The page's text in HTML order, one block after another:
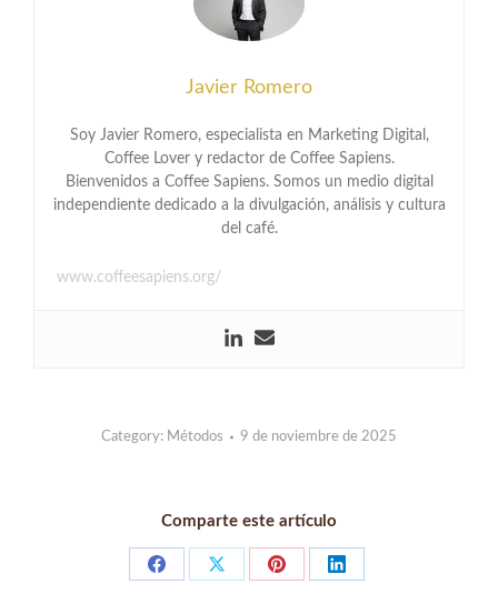
Javier Romero
Soy Javier Romero, especialista en Marketing Digital,
Coffee Lover y redactor de Coffee Sapiens.
Bienvenidos a Coffee Sapiens. Somos un medio digital
independiente dedicado a la divulgación, análisis y cultura
del café.
www.coffeesapiens.org/
Category: Métodos 9 de noviembre de 2025
Comparte este artículo
Share
Share
Share
Share